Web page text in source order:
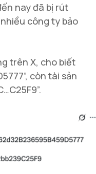
nay đã bị rút
công ty bảo
trên X, cho biết
còn tài sản